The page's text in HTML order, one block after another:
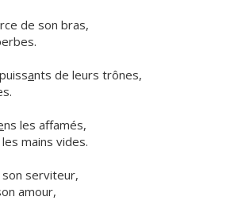
rce de son bras,
ants de leurs trônes,
ns les affamés,
mains vides.
son serviteur,
amour,